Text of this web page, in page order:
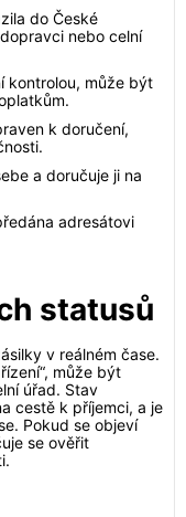
do České
nebo celní
kontrolou, může být
k doručení,
a doručuje ji na
adresátovi
statusů
v reálném čase.
může být
úřad. Stav
cestě k příjemci, a je
Pokud se objeví
se ověřit